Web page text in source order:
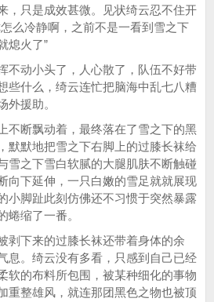
，只是成效甚微。见状绮云忍不住开
么冷静啊，之前不是一看到雪之下
熄火了”
动小头了，人心散了，队伍不好带
些什么，绮云连忙把脑海中乱七八糟
外援助。
断飘动着，最终落在了雪之下的黑
默默地把雪之下右脚上的过膝长袜给
雪之下雪白软腻的大腿肌肤不断触碰
向下延伸，一只白嫩的雪足就就展现
小脚趾此刻仿佛还不习惯于突然暴露
蜷缩了一番。
下来的过膝长袜还带着身体的余
息。绮云没有多看，只感到自己已经
软的布料所包围，被某种细化的事物
重整雄风，就连那团黑色之物也被顶